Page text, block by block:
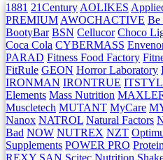
1881 21Century AOLIKES
PREMIUM AWOCHACTIVE Be
BootyBar BSN Cellucor Choco
Coca Cola CYBERMASS
PARAD Fitness Food Factory
FitRule GEON Horror Laboratory
IRONMAN IRONTRUE
Elements Mass Nutrition
Muscletech MUTANT MyCare
Nanox NATROL Natural Factors
Bad NOW NUTREX NZT
Supplements POWER PRO
REXY SAN Scitec Nutrition